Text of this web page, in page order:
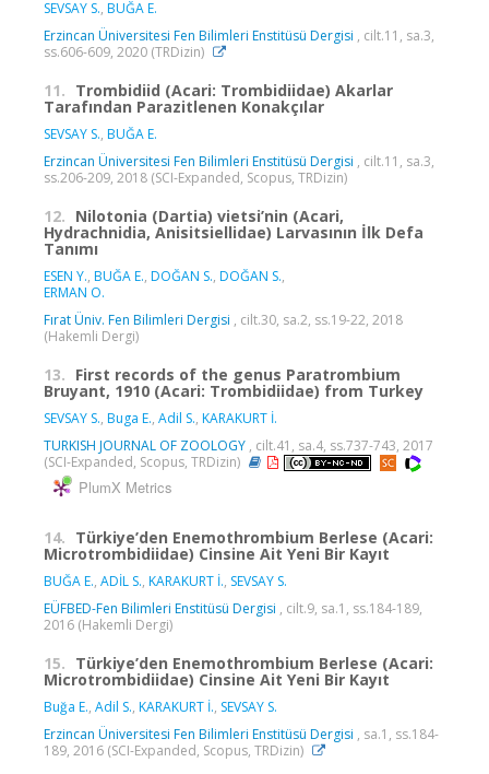
SEVSAY S., BUĞA E.
Erzincan Üniversitesi Fen Bilimleri Enstitüsü Dergisi , cilt.11, sa.3,
ss.606-609, 2020 (TRDizin)
11. Trombidiid (Acari: Trombidiidae) Akarlar
Tarafından Parazitlenen Konakçılar
SEVSAY S., BUĞA E.
Erzincan Üniversitesi Fen Bilimleri Enstitüsü Dergisi , cilt.11, sa.3,
ss.206-209, 2018 (SCI-Expanded, Scopus, TRDizin)
12. Nilotonia (Dartia) vietsi’nin (Acari,
Hydrachnidia, Anisitsiellidae) Larvasının İlk Defa
Tanımı
ESEN Y., BUĞA E., DOĞAN S., DOĞAN S.,
ERMAN O.
Fırat Üniv. Fen Bilimleri Dergisi , cilt.30, sa.2, ss.19-22, 2018
(Hakemli Dergi)
13. First records of the genus Paratrombium
Bruyant, 1910 (Acari: Trombidiidae) from Turkey
SEVSAY S., Buga E., Adil S., KARAKURT İ.
TURKISH JOURNAL OF ZOOLOGY , cilt.41, sa.4, ss.737-743, 2017
(SCI-Expanded, Scopus, TRDizin)
PlumX Metrics
14. Türkiye’den Enemothrombium Berlese (Acari:
Microtrombidiidae) Cinsine Ait Yeni Bir Kayıt
BUĞA E., ADİL S., KARAKURT İ., SEVSAY S.
EÜFBED-Fen Bilimleri Enstitüsü Dergisi , cilt.9, sa.1, ss.184-189,
2016 (Hakemli Dergi)
15. Türkiye’den Enemothrombium Berlese (Acari:
Microtrombidiidae) Cinsine Ait Yeni Bir Kayıt
Buğa E., Adil S., KARAKURT İ., SEVSAY S.
Erzincan Üniversitesi Fen Bilimleri Enstitüsü Dergisi , sa.1, ss.184-
189, 2016 (SCI-Expanded, Scopus, TRDizin)